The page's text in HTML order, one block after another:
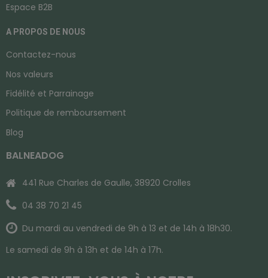
Espace B2B
A PROPOS DE NOUS
Contactez-nous
Nos valeurs
Fidélité et Parrainage
Politique de remboursement
Blog
BALNEADOG
441 Rue Charles de Gaulle, 38920 Crolles
04 38 70 21 45
Du mardi au vendredi de 9h à 13 et de 14h à 18h30.
Le samedi de 9h à 13h et de 14h à 17h.